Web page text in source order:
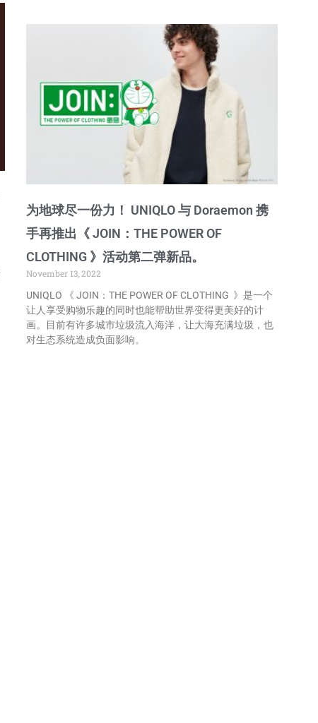
为地球尽一份力！ UNIQLO 与 Doraemon 携
手再推出《 JOIN：THE POWER OF
CLOTHING 》活动第二弹新品。
November 13, 2022
UNIQLO 《 JOIN：THE POWER OF CLOTHING 》是一个
让人享受购物乐趣的同时也能帮助世界变得更美好的计
画。目前有许多城市垃圾流入海洋，让大海充满垃圾，也
对生态系统造成负面影响。